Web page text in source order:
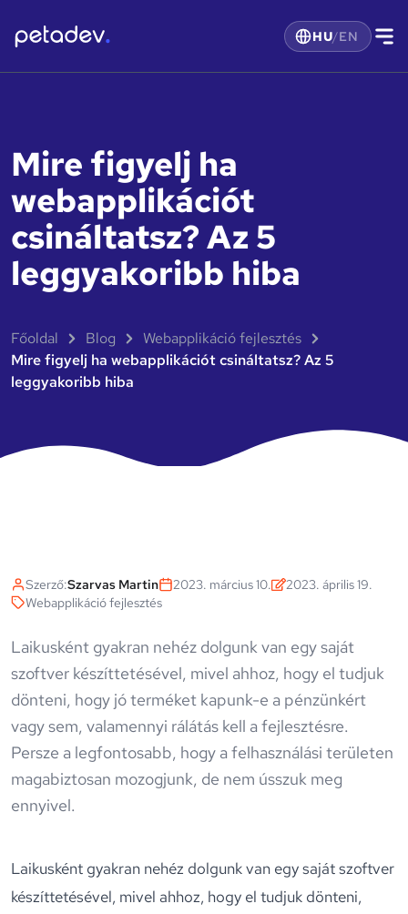
HU/EN
Mire figyelj ha
webapplikációt
csináltatsz? Az 5
leggyakoribb hiba
Főoldal Blog
Webapplikáció fejlesztés
Mire figyelj ha webapplikációt csináltatsz? Az 5
leggyakoribb hiba
Szerző:Szarvas Martin 2023. március 10.
2023. április 19.
Webapplikáció fejlesztés
Laikusként gyakran nehéz dolgunk van egy saját
szoftver készíttetésével, mivel ahhoz, hogy el tudjuk
dönteni, hogy jó terméket kapunk-e a pénzünkért
vagy sem, valamennyi rálátás kell a fejlesztésre.
Persze a legfontosabb, hogy a felhasználási területen
magabiztosan mozogjunk, de nem ússzuk meg
ennyivel.
Laikusként gyakran nehéz dolgunk van egy saját szoftver
készíttetésével, mivel ahhoz, hogy el tudjuk dönteni,